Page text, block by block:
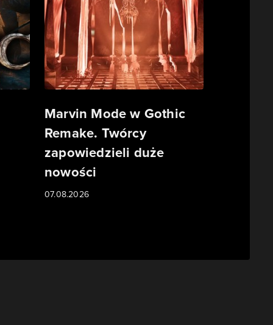
Marvin Mode w Gothic
Remake. Twórcy
zapowiedzieli duże
nowości
07.08.2026